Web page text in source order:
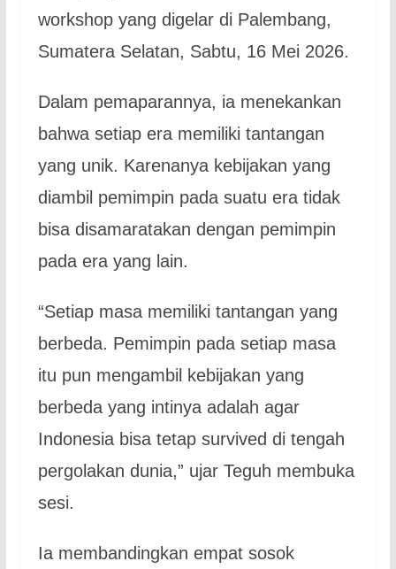
workshop yang digelar di Palembang,
Sumatera Selatan, Sabtu, 16 Mei 2026.
Dalam pemaparannya, ia menekankan
bahwa setiap era memiliki tantangan
yang unik. Karenanya kebijakan yang
diambil pemimpin pada suatu era tidak
bisa disamaratakan dengan pemimpin
pada era yang lain.
“Setiap masa memiliki tantangan yang
berbeda. Pemimpin pada setiap masa
itu pun mengambil kebijakan yang
berbeda yang intinya adalah agar
Indonesia bisa tetap survived di tengah
pergolakan dunia,” ujar Teguh membuka
sesi.
Ia membandingkan empat sosok